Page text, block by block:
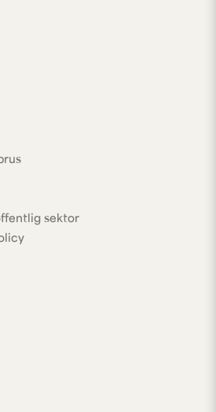
sektor